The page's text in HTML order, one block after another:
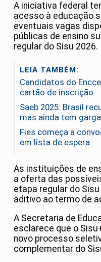
A iniciativa federal
acesso à educação
eventuais vagas
públicas de ensino
regular do Sisu 2026.
LEIA TAMBÉM:
Candidatos do
cartão de inscrição
Saeb 2025: Brasil
mas ainda tem
Fies começa a
em lista de espera
As instituições de
a oferta das
etapa regular do
aditivo ao termo de
A Secretaria de
esclarece que o
novo processo
complementar do